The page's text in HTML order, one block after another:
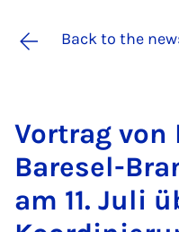
Back to the
Vor­trag von
Bare­sel-
am 11. Ju­li